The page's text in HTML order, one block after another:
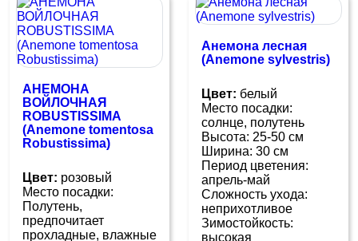
АНЕМОНА
ВОЙЛОЧНАЯ
ROBUSTISSIMA
(Anemone tomentosa
Robustissima)
Цвет: розовый
Место посадки:
Полутень,
предпочитает
прохладные, влажные
Анемона лесная
(Anemone sylvestris)
Цвет: белый
Место посадки:
солнце, полутень
Высота: 25-50 см
Ширина: 30 см
Период цветения:
апрель-май
Сложность ухода:
неприхотливое
Зимостойкость:
высокая